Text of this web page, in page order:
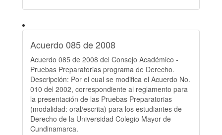
Acuerdo 085 de 2008
Acuerdo 085 de 2008 del Consejo Académico -
Pruebas Preparatorias programa de Derecho.
Descripción: Por el cual se modifica el Acuerdo No.
010 del 2002, correspondiente al reglamento para
la presentación de las Pruebas Preparatorias
(modalidad: oral/escrita) para los estudiantes de
Derecho de la Universidad Colegio Mayor de
Cundinamarca.